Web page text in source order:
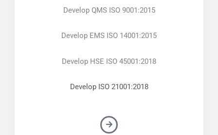
Develop QMS ISO 9001:2015
Develop EMS ISO 14001:2015
Develop HSE ISO 45001:2018
Develop ISO 21001:2018